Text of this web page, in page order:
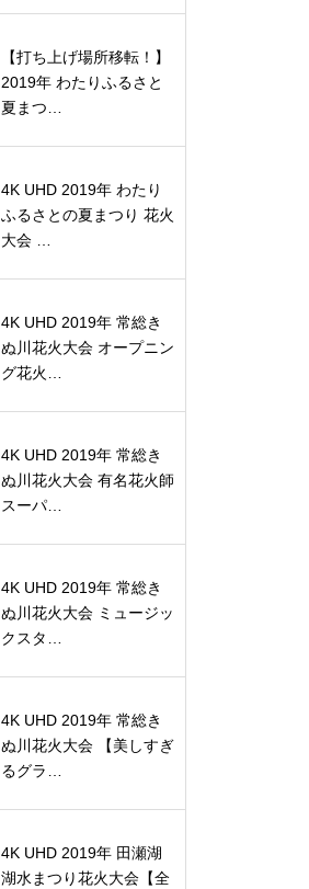
【打ち上げ場所移転！】
2019年 わたりふるさと
夏まつ…
4K UHD 2019年 わたり
ふるさとの夏まつり 花火
大会 …
4K UHD 2019年 常総き
ぬ川花火大会 オープニン
グ花火…
4K UHD 2019年 常総き
ぬ川花火大会 有名花火師
スーパ…
4K UHD 2019年 常総き
ぬ川花火大会 ミュージッ
クスタ…
4K UHD 2019年 常総き
ぬ川花火大会 【美しすぎ
るグラ…
4K UHD 2019年 田瀬湖
湖水まつり花火大会【全